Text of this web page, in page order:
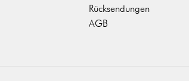
Rücksendungen
AGB